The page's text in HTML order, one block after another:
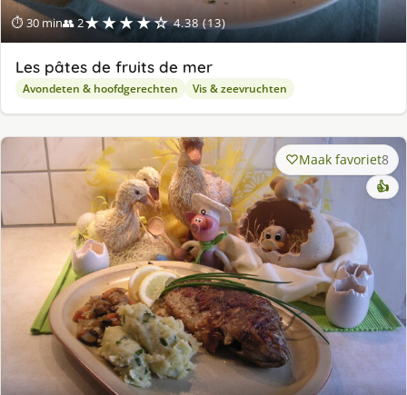
⏱ 30 min👥 2★★★★☆ 4.38 (13)
Les pâtes de fruits de mer
Avondeten & hoofdgerechten Vis & zeevruchten
Maak favoriet8
👍